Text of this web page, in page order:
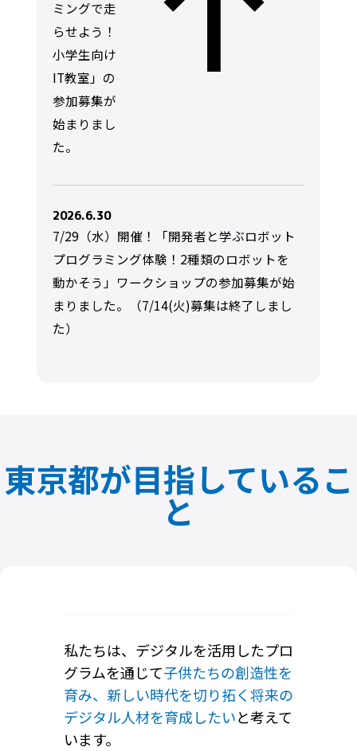
ミングで走
らせよう！
小学生向け
IT教室」の
参加募集が
始まりまし
た。
2026.6.30
7/29（水）開催！「開発者と学ぶロボット
プログラミング体験！2種類のロボットを
動かそう」ワークショップの参加募集が始
まりました。（7/14(火)募集は終了しまし
た）
東京都が目指しているこ
と
私たちは、デジタルを活用したプロ
グラムを通じて子供たちの創造性を
育み、 新しい時代を切り拓く将来の
デジタル人材を育成したいと考えて
います。